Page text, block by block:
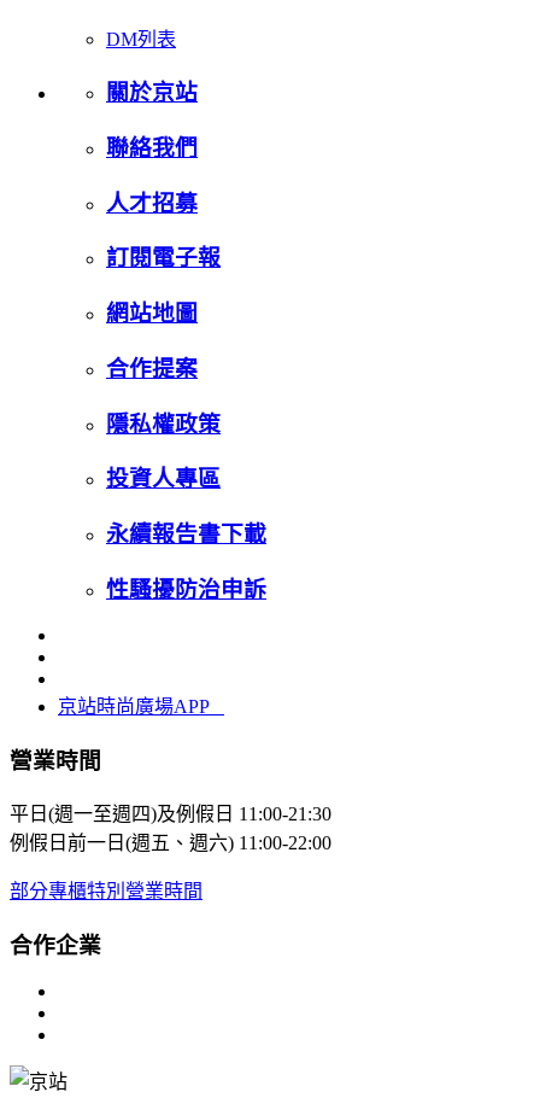
DM列表
關於京站
聯絡我們
人才招募
訂閱電子報
網站地圖
合作提案
隱私權政策
投資人專區
永續報告書下載
性騷擾防治申訴
京站時尚廣場APP
營業時間
平日(週一至週四)及例假日 11:00-21:30
例假日前一日(週五、週六) 11:00-22:00
部分專櫃特別營業時間
合作企業